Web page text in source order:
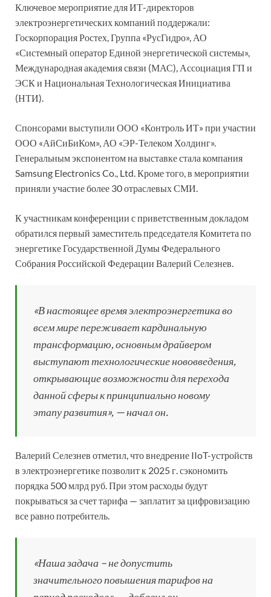
Ключевое мероприятие для ИТ-директоров
электроэнергетических компаний поддержали:
Госкорпорация Ростех, Группа «РусГидро», АО
«Системный оператор Единой энергетической системы»,
Международная академия связи (МАС), Ассоциация ГП и
ЭСК и Национальная Технологическая Инициатива
(НТИ).
Спонсорами выступили ООО «Контроль ИТ» при участии
ООО «АйСиБиКом», АО «ЭР-Телеком Холдинг».
Генеральным экспонентом на выставке стала компания
Samsung Electronics Co., Ltd. Кроме того, в мероприятии
приняли участие более 30 отраслевых СМИ.
К участникам конференции с приветственным докладом
обратился первый заместитель председателя Комитета по
энергетике Государственной Думы Федерального
Собрания Российской Федерации Валерий Селезнев.
«В настоящее время электроэнергетика во
всем мире переживает кардинальную
трансформацию, основным драйвером
выступают технологические нововведения,
открывающие возможности для перехода
данной сферы к принципиально новому
этапу развития», — начал он.
Валерий Селезнев отметил, что внедрение IIoT-устройств
в электроэнергетике позволит к 2025 г. сэкономить
порядка 500 млрд руб. При этом расходы будут
покрываться за счет тарифа — заплатит за цифровизацию
все равно потребитель.
«Наша задача – не допустить
значительного повышения тарифов на